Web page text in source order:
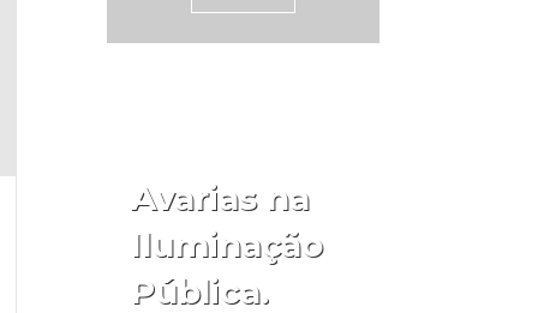
Avarias na
Iluminação
Pública.